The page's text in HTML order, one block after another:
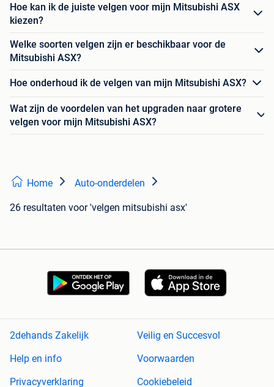
Hoe kan ik de juiste velgen voor mijn Mitsubishi ASX
kiezen?
Welke soorten velgen zijn er beschikbaar voor de
Mitsubishi ASX?
Hoe onderhoud ik de velgen van mijn Mitsubishi ASX?
Wat zijn de voordelen van het upgraden naar grotere
velgen voor mijn Mitsubishi ASX?
Home Auto-onderdelen
26 resultaten voor 'velgen mitsubishi asx'
2dehands Zakelijk
Veilig en Succesvol
Help en info
Voorwaarden
Privacyverklaring
Cookiebeleid